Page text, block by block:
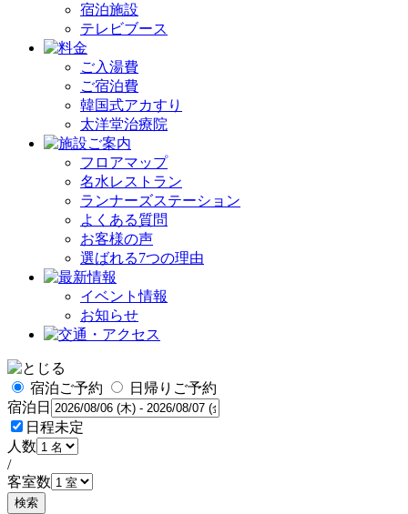
宿泊施設
テレビブース
ご入湯費
ご宿泊費
韓国式アカすり
太洋堂治療院
フロアマップ
名水レストラン
ランナーズステーション
よくある質問
お客様の声
選ばれる7つの理由
イベント情報
お知らせ
宿泊ご予約
日帰りご予約
宿泊日
日程未定
人数
/
客室数
検索